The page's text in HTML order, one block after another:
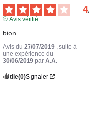
4
Avis vérifié
bien
Avis du27/07/2019
, suite à
une expérience du
30/06/2019 parA.A.
Utile(0)Signaler